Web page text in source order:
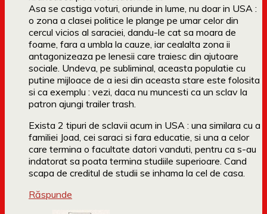
Asa se castiga voturi, oriunde in lume, nu doar in USA :
o zona a clasei politice le plange pe umar celor din
cercul vicios al saraciei, dandu-le cat sa moara de
foame, fara a umbla la cauze, iar cealalta zona ii
antagonizeaza pe lenesii care traiesc din ajutoare
sociale. Undeva, pe subliminal, aceasta populatie cu
putine mijloace de a iesi din aceasta stare este folosita
si ca exemplu : vezi, daca nu muncesti ca un sclav la
patron ajungi trailer trash.
Exista 2 tipuri de sclavii acum in USA : una similara cu a
familiei Joad, cei saraci si fara educatie, si una a celor
care termina o facultate datori vanduti, pentru ca s-au
indatorat sa poata termina studiile superioare. Cand
scapa de creditul de studii se inhama la cel de casa.
Răspunde